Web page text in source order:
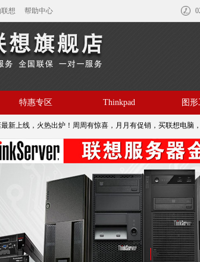
想 帮助中心
特惠专区 Thinkpad 图
新上线，火热出炉！周周有惊喜，月月有促销，买联想电脑